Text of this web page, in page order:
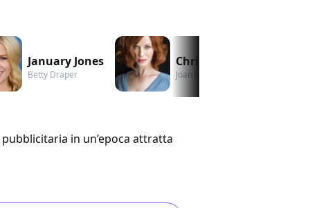
January Jones
Betty Draper
Christina Hendricks
Joan Holloway
in un’epoca attratta